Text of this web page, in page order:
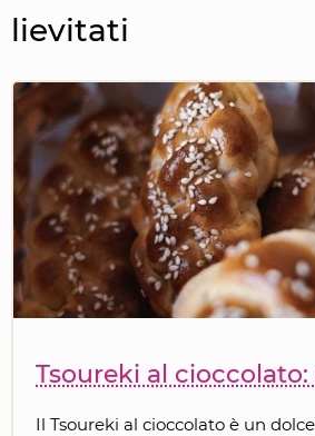
lievitati
Tsoureki al
Il Tsoureki al cioccolato è un